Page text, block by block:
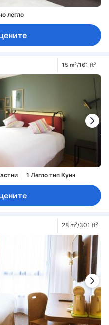
легло
15 m²/161 ft²
1 Легло тип Куин
28 m²/301 ft²